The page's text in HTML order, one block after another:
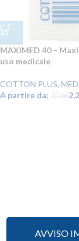
MAXIMED 40 –
uso medicale
COTTON PLUS,
A partire da: 2,56€
AVVISO